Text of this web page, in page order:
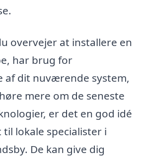
overvejer at installere en
har brug for
af dit nuværende system,
mere om de seneste
er det en god idé
lokale specialister i
De kan give dig